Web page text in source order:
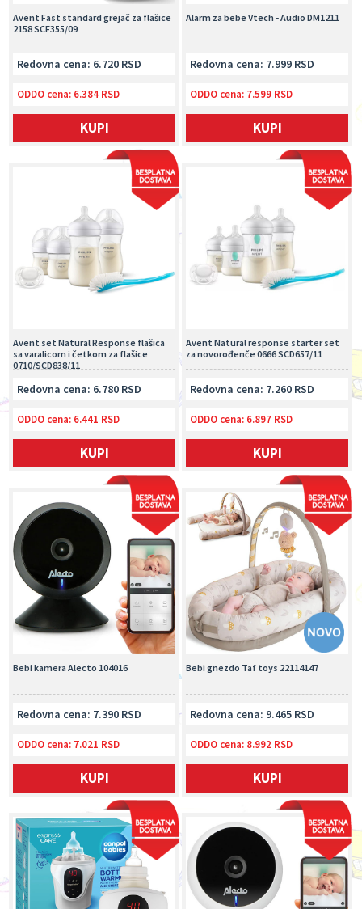
Alarm za bebe Vtech - Audio DM1211
Redovna cena: 7.999 RSD
ODDO cena: 7.599 RSD
KUPI
Avent Fast standard grejač za flašice
2158 SCF355/09
Redovna cena: 6.720 RSD
ODDO cena: 6.384 RSD
KUPI
Avent Natural response starter set
za novorođenče 0666 SCD657/11
Redovna cena: 7.260 RSD
ODDO cena: 6.897 RSD
KUPI
Avent set Natural Response flašica
sa varalicom i četkom za flašice
0710/SCD838/11
Redovna cena: 6.780 RSD
ODDO cena: 6.441 RSD
KUPI
Bebi gnezdo Taf toys 22114147
Redovna cena: 9.465 RSD
ODDO cena: 8.992 RSD
KUPI
Bebi kamera Alecto 104016
Redovna cena: 7.390 RSD
ODDO cena: 7.021 RSD
KUPI